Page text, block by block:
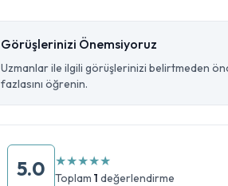
Görüşlerinizi Önemsiyoruz
Uzmanlar ile ilgili görüşlerinizi belirtmeden
fazlasını öğrenin.
5.0 ★★★★★
Toplam 1 değerlendirme